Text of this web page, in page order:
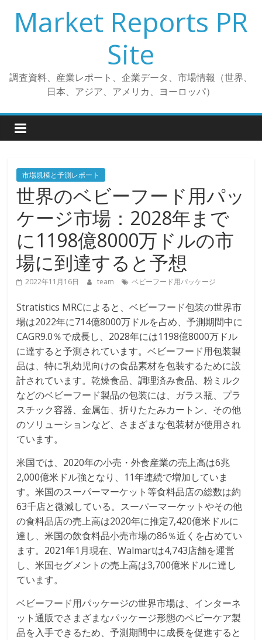
プ
Market Reports PR
Site
調査資料、産業レポート、企業データ、市場情報（世界、
日本、アジア、アメリカ、ヨーロッパ）
市場規模と予測レポート
世界のベビーフード用パッ
ケージ市場：2028年まで
に1198億8000万ドルの市
場に到達すると予想
2022年11月16日 team ベビーフード用パッケージ
Stratistics MRCによると、ベビーフード包装の世界市
場は2022年に714億8000万ドルを占め、予測期間中に
CAGR9.0％で成長し、2028年には1198億8000万ドル
に達すると予測されています。ベビーフード用包装製
品は、特に乳幼児向けの食品素材を包装するために設
計されています。乾燥食品、調理済み食品、粉ミルク
などのベビーフード製品の包装には、ガラス瓶、プラ
スチック容器、金属缶、折りたたみカートン、その他
のソリューションなど、さまざまな包装材が使用され
ています。
米国では、2020年の小売・外食産業の売上高は6兆
2,000億米ドル強となり、11年連続で増加していま
す。米国のスーパーマーケット等食料品店の総数は約
63千店と微減している。スーパーマーケットやその他
の食料品店の売上高は2020年に推定7,420億米ドルに
達し、米国の飲食料品小売市場の86％近くを占めてい
ます。2021年1月現在、Walmartは4,743店舗を運営
し、米国セグメントの売上高は3,700億米ドルに達し
ています。
ベビーフード用パッケージの世界市場は、インターネ
ット通販でさまざまなパッケージ形態のベビーケア製
品を入手できるため、予測期間中に成長を促進すると